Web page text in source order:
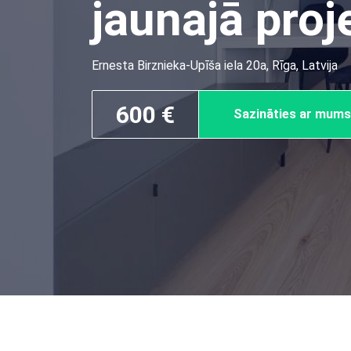
jaunajā
Ernesta Birznieka-Upīša iela 20a, Rīga, Latvija
600 € Sazināties ar mums